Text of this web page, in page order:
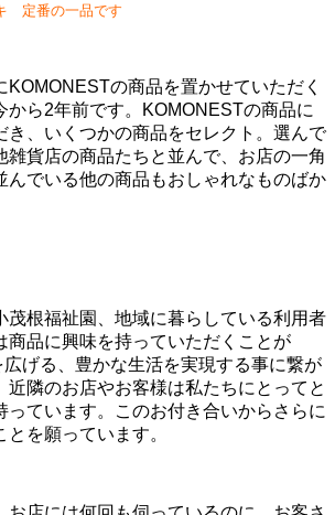
定番の一品です
KOMONESTの商品を置かせていただく
から2年前です。KOMONESTの商品に
き、いくつかの商品をセレクト。選んで
雑貨店の商品たちと並んで、お店の一角
んでいる他の商品もおしゃれなものばか
根福祉園、地域に暮らしている利用者
商品に興味を持っていただくことが
げる、豊かな生活を実現する事に繋が
近隣のお店やお客様は私たちにとってと
っています。このお付き合いからさらに
を願っています。